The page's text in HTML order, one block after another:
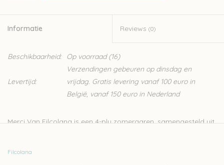
Informatie Reviews (0)
Beschikbaarheid: Op voorraad(16)
Levertijd:
Verzendingen gebeuren op dinsdag en
vrijdag. Gratis levering vanaf 100 euro in
België, vanaf 150 euro in Nederland
Merci Van Filcolana is een 4-ply zomergaren, samengesteld uit
Filcolana